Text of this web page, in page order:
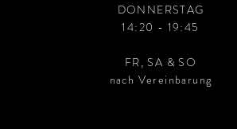
DONNERSTAG
14:20 - 19:45
FR, SA & SO
nach Vereinbarung